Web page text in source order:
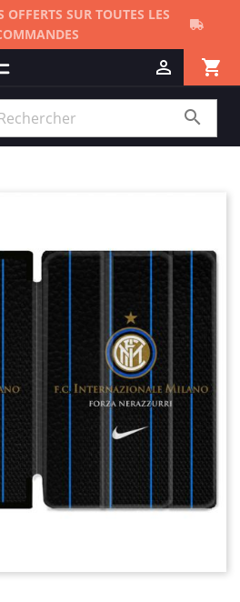
OFFERTS SUR TOUTES LES
shopping_cart

